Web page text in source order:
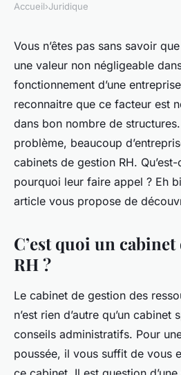
Pourquoi s'en
cabinet de gestion
Louise•11 octobre 2023•2 min de
Accueil›Juridique
Vous n’êtes pas sans savoir
une valeur non négligeable
fonctionnement d’une
reconnaitre que ce facteur est
dans bon nombre de
problème, beaucoup
cabinets de gestion RH. Qu’est-
pourquoi leur faire appel ? Eh
article vous propose de
C’est quoi un cabinet
RH ?
Le cabinet de gestion des
n’est rien d’autre qu’un cabinet
conseils administratifs. Pour
poussée, il vous suffit de vous